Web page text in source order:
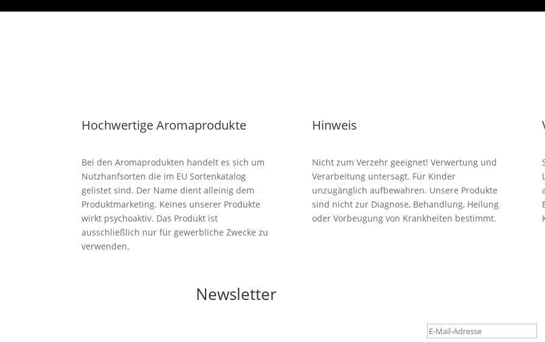
Hochwertige Aromaprodukte
Bei den Aromaprodukten handelt es sich um
Nutzhanfsorten die im EU Sortenkatalog
gelistet sind. Der Name dient alleinig dem
Produktmarketing. Keines unserer Produkte
wirkt psychoaktiv. Das Produkt ist
ausschließlich nur für gewerbliche Zwecke zu
verwenden.
Hinweis
Nicht zum Verzehr geeignet! Verwertung und
Verarbeitung untersagt. Für Kinder
unzugänglich aufbewahren. Unsere Produkte
sind nicht zur Diagnose, Behandlung, Heilung
oder Vorbeugung von Krankheiten bestimmt.
Newsletter